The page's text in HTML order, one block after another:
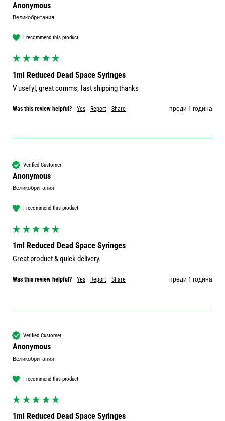
Anonymous
Великобритания
I recommend this product
1ml Reduced Dead Space Syringes
V usefyl, great comms, fast shipping thanks
Was this review helpful? Yes Report Share преди 1 година
Verified Customer
Anonymous
Великобритания
I recommend this product
1ml Reduced Dead Space Syringes
Great product & quick delivery.
Was this review helpful? Yes Report Share преди 1 година
Verified Customer
Anonymous
Великобритания
I recommend this product
1ml Reduced Dead Space Syringes